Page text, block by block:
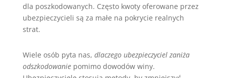
dla poszkodowanych. Często kwoty oferowane przez
ubezpieczycieli są za małe na pokrycie realnych
strat.
Wiele osób pyta nas, dlaczego ubezpieczyciel zaniża
odszkodowaniepomimo dowodów winy.